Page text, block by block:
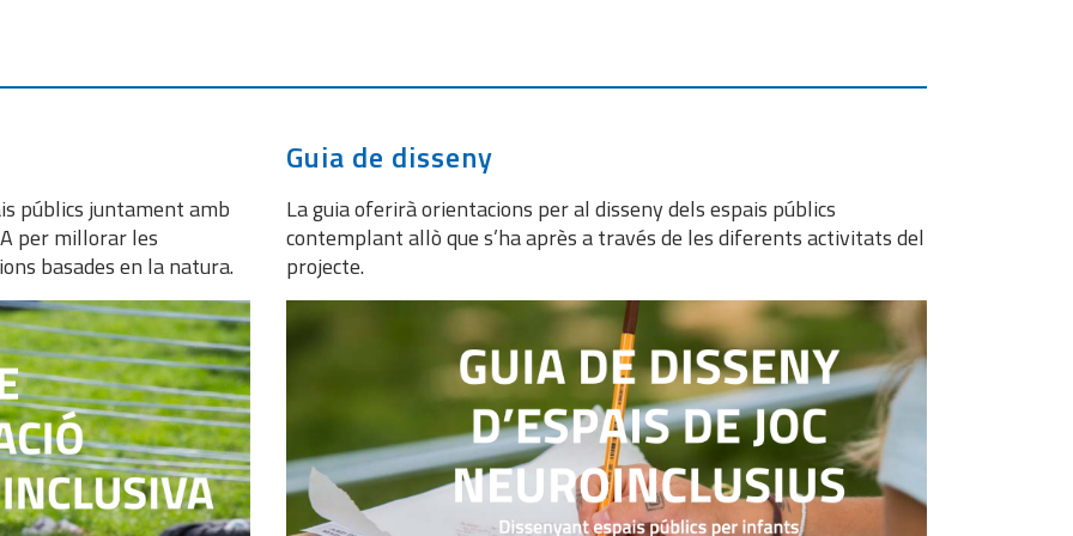
públics juntament amb
per millorar les
basades en la natura.
Guia de disseny
La guia oferirà orientacions per al disseny dels espais públics
contemplant allò que s’ha après através de les diferents activitats del
projecte.